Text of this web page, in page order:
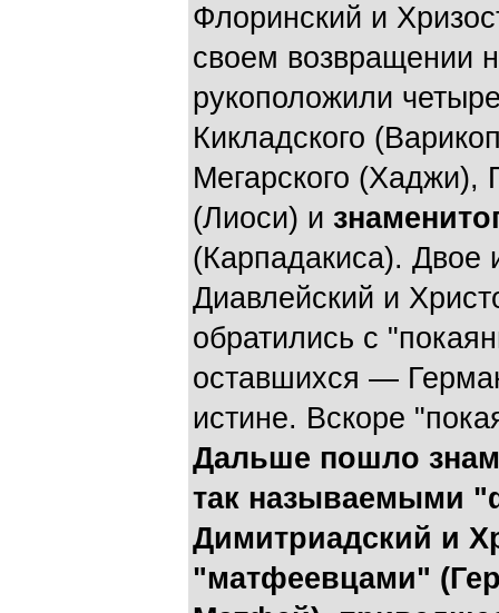
Флоринский и
своем возвращении
рукоположили
Кикладского
Мегарского (Хаджи),
(Лиоси) и
(Карпадакиса).
Диавлейский и
обратились с
оставшихся —
истине. Вскоре
Дальше пошло
так называемыми
Димитриадский и
"матфеевцами"